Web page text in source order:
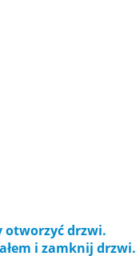
otworzyć drzwi.
i zamknij drzwi.